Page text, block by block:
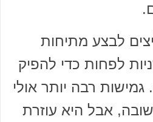
לבצע מתיחות
בין 10-30 שניות לפחות כדי להפיק
רבה יותר אולי
אבל היא עוזרת